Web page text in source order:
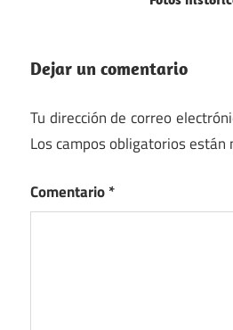
Dejar un comentario
Tu dirección de correo
Los campos obligatorios están
Comentario*